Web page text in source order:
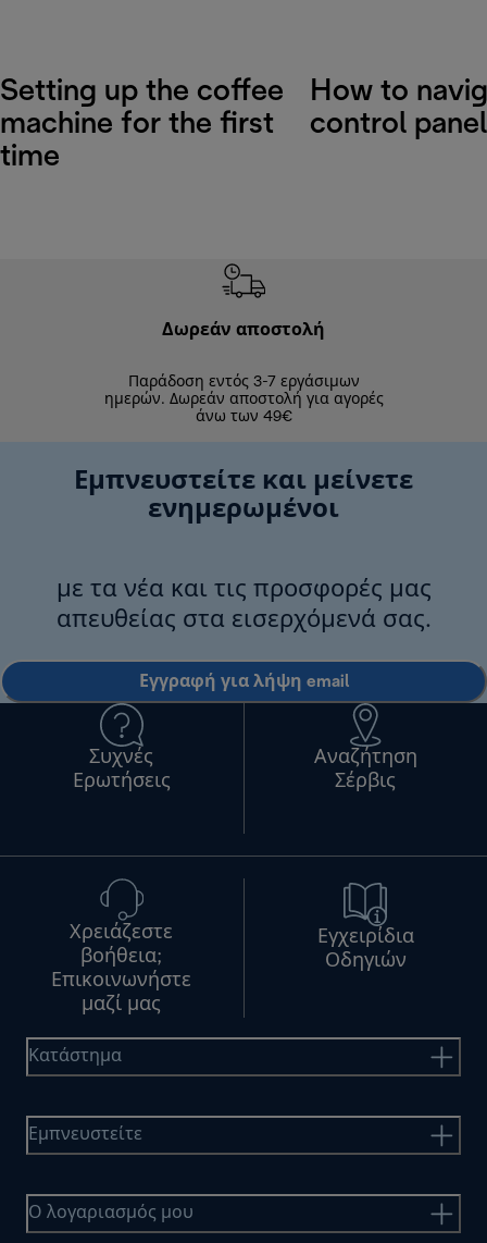
Setting up the coffee
machine for the first
time
How to
control panel
Δωρεάν αποστολή
Παράδοση εντός 3-7 εργάσιμων
ημερών. Δωρεάν αποστολή για αγορές
άνω των 49€
Εμπνευστείτε και μείνετε
ενημερωμένοι
με τα νέα και τις προσφορές μας
απευθείας στα εισερχόμενά σας.
Εγγραφή για λήψη email
Συχνές
Ερωτήσεις
Αναζήτηση
Σέρβις
Χρειάζεστε
βοήθεια;
Επικοινωνήστε
μαζί μας
Εγχειρίδια
Οδηγιών
Κατάστημα
Εμπνευστείτε
Ο λογαριασμός μου